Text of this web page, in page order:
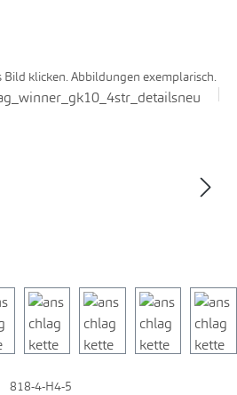
Bild klicken. Abbildungen exemplarisch.
818-4-H4-5